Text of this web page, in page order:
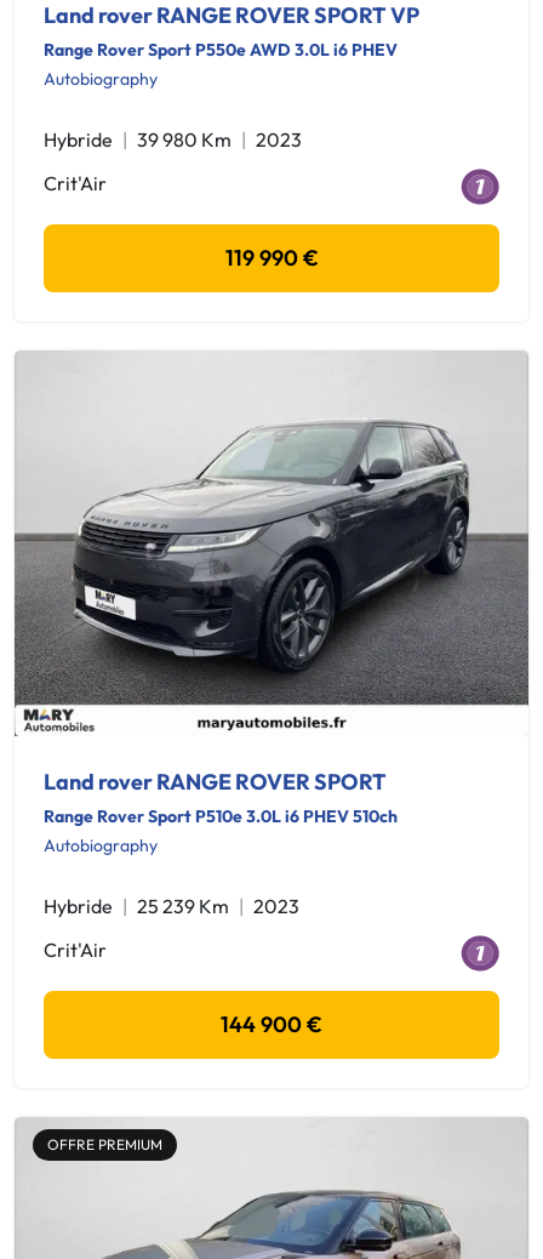
Land rover RANGE ROVER SPORT VP
Range Rover Sport P550e AWD 3.0L i6 PHEV
Autobiography
Hybride 39 980 Km
2023
Crit'Air
119 990 €
Land rover RANGE ROVER SPORT
Range Rover Sport P510e 3.0L i6 PHEV 510ch
Autobiography
Hybride 25 239 Km
2023
Crit'Air
144 900 €
OFFRE PREMIUM